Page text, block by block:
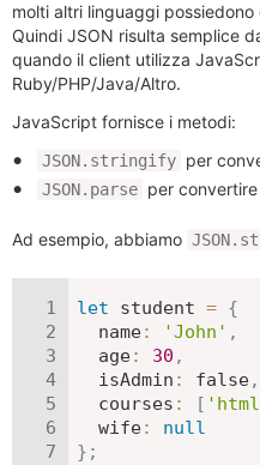
molti altri linguaggi
Quindi JSON risulta semplice
quando il client utilizza
Ruby/PHP/Java/Altro.
JavaScript fornisce i metodi:
JSON.stringify per
JSON.parse per
Ad esempio, abbiamo
let student = {
name: 'John' ,
age: 30 ,
isAdmin : false,
courses : [
wife:
null
} ;